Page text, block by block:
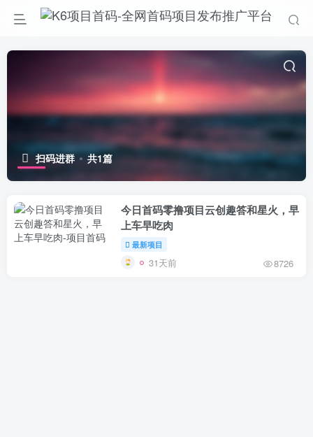
扫码进群 共1篇
今日首码零撸项目云创趣答和星火，早
上车早吃肉
最新项目
31天前 8726